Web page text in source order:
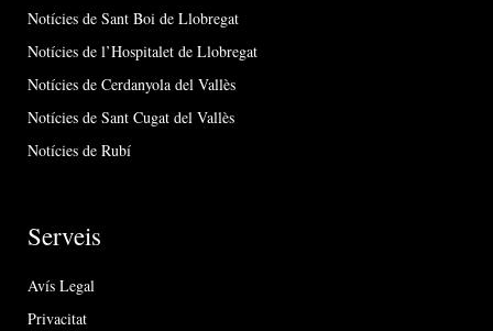
Notícies de Sant Boi de Llobregat
Notícies de l’Hospitalet de Llobregat
Notícies de Cerdanyola del Vallès
Notícies de Sant Cugat del Vallès
Notícies de Rubí
Serveis
Avís Legal
Privacitat